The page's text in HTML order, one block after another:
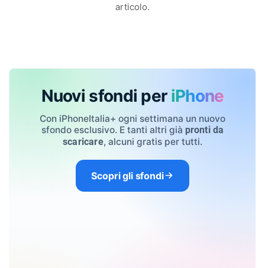
articolo.
Nuovi sfondi per iPhone
Con iPhoneItalia+ ogni settimana un nuovo
sfondo esclusivo. E tanti altri già pronti da
scaricare, alcuni gratis per tutti.
Scopri gli sfondi